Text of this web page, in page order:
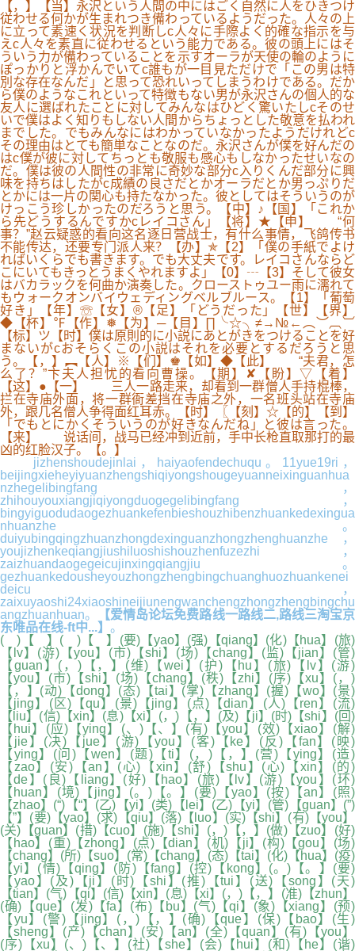
【，】【当】永沢という人間の中にはごく自然に人をひきつけ
従わせる何かが生まれつき備わっているようだった。人々の上
に立って素速く状況を判断しc人々に手際よく的確な指示を与
えc人々を素直に従わせるという能力である。彼の頭上にはそ
ういう力が備わっていることを示すオーラが天使の輪のように
ぽっかりと浮かんでいてc誰もが一目見ただけで「この男は特
別な存在なんだ」と思って恐れいってしまうわけである。だか
ら僕のようなこれといって特徴もない男が永沢さんの個人的な
友人に選ばれたことに対してみんなはひどく驚いたしcそのせ
いで僕はよく知りもしない人間からちょっとした敬意を払われ
までした。でもみんなにはわかっていなかったようだけれどc
その理由はとても簡単なことなのだ。永沢さんが僕を好んだの
はc僕が彼に対してちっとも敬服も感心もしなかったせいなの
だ。僕は彼の人間性の非常に奇妙な部分c入りくんだ部分に興
味を持ちはしたがc成績の良さだとかオーラだとか男っぷりだ
とかには一片の関心も持たなかった。彼としてはそういうのが
けっこう珍しかったのだろうと思う。【中】♪【国】「これか
ら先どうするんですかcレイコさん」【将】★【申】 “何
事？”赵云疑惑的看向这名逐日营战士，有什么事情，飞鸽传书
不能传达，还要专门派人来？【办】✯【2】「僕の手紙でよけ
ればいくらでも書きます。でも大丈夫です。レイコさんならど
こにいてもきっとうまくやれますよ」【0】┄【3】そして彼女
はバカラックを何曲か演奏した。クローストゥユー雨に濡れて
もウォークオンバイウェディングベルブルース。【1】「葡萄
好き」【年】☏【女】®【足】「どうだった」【世】【界】
◆【杯】℉【作】❅【为】─【目】∏╰☆╮≠→№←︵︶︹︺
【标】ツ【时】僕は原則的に小説にあとがきをつけることを好
まないがcおそらくこの小説はそれを必要とするだろうと思
う。【，】︻【人】※【们】♚【如】◆【此】 “夫君，怎
么了？”卞夫人担忧的看向曹操。【期】✘【盼】▽【着】
【这】●【一】 三人一路走来，却看到一群僧人手持棍棒，
拦在寺庙外面，将一群衙差挡在寺庙之外，一名班头站在寺庙
外，跟几名僧人争得面红耳赤。【时】〖【刻】☆【的】【到】
「でもとにかくそういうのが好きなんだね」と彼は言った。
【来】 说话间，战马已经冲到近前，手中长枪直取那打的最
凶的红脸汉子。【。】
jizhenshoudejinlai，haiyaofendechuqu。11yue19ri，
beijingxieheyiyuanzhengshiqiyongshougeyuanneixinguanhua
nzhegelibingfang，
zhihouyouxiangjiqiyongduogegelibingfang，
bingyiguodudaogezhuankefenbieshouzhibenzhuankedexingua
nhuanzhe。
duiyubingqingzhuanzhongdexinguanzhongzhenghuanzhe，
youjizhenkeqiangjiushiluoshishouzhenfuzezhi，
zaizhuandaogegeicujinxingqiangjiu。
gezhuankedousheyouzhongzhengbingchuanghuozhuankenei
deicu，
zaixuyaoshi24xiaoshineijiunengwanchengzhongzhengbingchu
angzhuanhuan。
【爱情岛论坛免费路线一路线二,路线三淘宝京
东唯品在线-ft中...】 。
( )【 】( )【 】(要)【yao】(强)【qiang】(化)【hua】(旅)
【lv】(游)【you】(市)【shi】(场)【chang】(监)【jian】(管)
【guan】(，)【，】(维)【wei】(护)【hu】(旅)【lv】(游)
【you】(市)【shi】(场)【chang】(秩)【zhi】(序)【xu】(，)
【，】(动)【dong】(态)【tai】(掌)【zhang】(握)【wo】(景)
【jing】(区)【qu】(景)【jing】(点)【dian】(人)【ren】(流)
【liu】(信)【xin】(息)【xi】(，)【，】(及)【ji】(时)【shi】(回)
【hui】(应)【ying】(、)【、】(有)【you】(效)【xiao】(解)
【jie】(决)【jue】(游)【you】(客)【ke】(反)【fan】(映)
【ying】(问)【wen】(题)【ti】(，)【，】(营)【ying】(造)
【zao】(安)【an】(心)【xin】(舒)【shu】(心)【xin】(的)
【de】(良)【liang】(好)【hao】(旅)【lv】(游)【you】(环)
【huan】(境)【jing】(。)【。】(要)【yao】(按)【an】(照)
【zhao】(“)【“】(乙)【yi】(类)【lei】(乙)【yi】(管)【guan】(”)
【”】(要)【yao】(求)【qiu】(落)【luo】(实)【shi】(有)【you】
(关)【guan】(措)【cuo】(施)【shi】(，)【，】(做)【zuo】(好)
【hao】(重)【zhong】(点)【dian】(机)【ji】(构)【gou】(场)
【chang】(所)【suo】(常)【chang】(态)【tai】(化)【hua】(疫)
【yi】(情)【qing】(防)【fang】(控)【kong】(。)【。】(要)
【yao】(及)【ji】(时)【shi】(推)【tui】(送)【song】(天)
【tian】(气)【qi】(信)【xin】(息)【xi】(，)【，】(准)【zhun】
(确)【que】(发)【fa】(布)【bu】(气)【qi】(象)【xiang】(预)
【yu】(警)【jing】(，)【，】(确)【que】(保)【bao】(生)
【sheng】(产)【chan】(安)【an】(全)【quan】(有)【you】
(序)【xu】(、)【、】(社)【she】(会)【hui】(和)【he】(谐)